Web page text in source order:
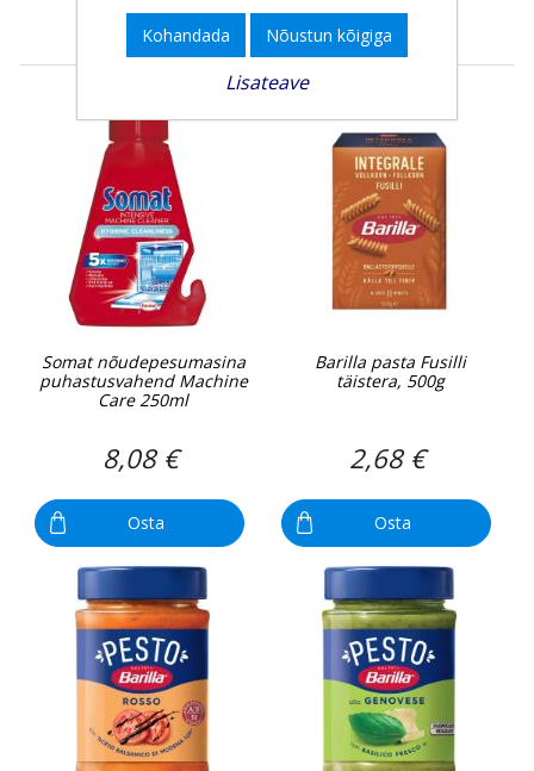
Teised kliendid ostsid veel
Somat nõudepesumasina
puhastusvahend Machine
Care 250ml
8,08 €
Osta
Barilla pasta Fusilli
täistera, 500g
2,68 €
Osta
Kohandada Nõustun kõigiga
Lisateave